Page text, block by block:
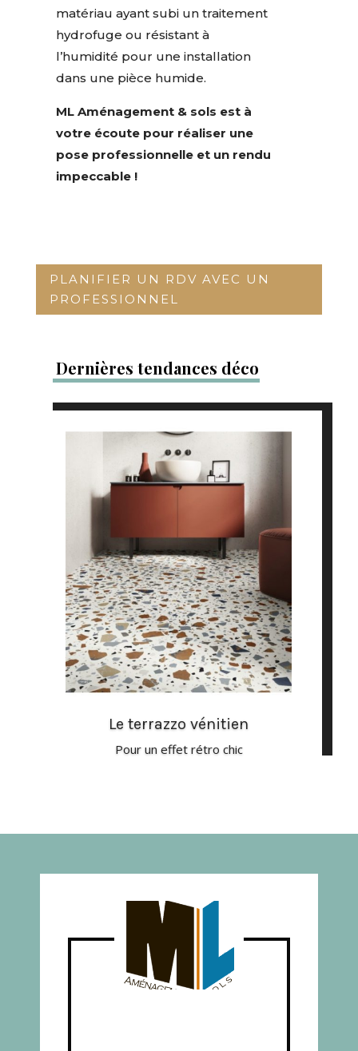
matériau ayant subi un traitement
hydrofuge ou résistant à
l’humidité pour une installation
dans une pièce humide.
ML Aménagement & sols est à
votre écoute pour réaliser une
pose professionnelle et un rendu
impeccable !
PLANIFIER UN RDV AVEC UN
PROFESSIONNEL
Dernières tendances déco
Le terrazzo vénitien
Pour un effet rétro chic